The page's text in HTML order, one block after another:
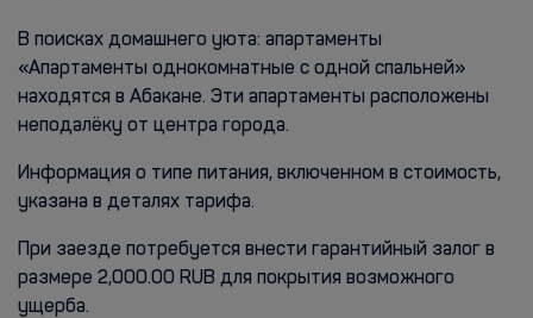
В поисках домашнего уюта: апартаменты
«Апартаменты однокомнатные с одной спальней»
находятся в Абакане. Эти апартаменты расположены
неподалёку от центра города.
Информация о типе питания, включенном в стоимость,
указана в деталях тарифа.
При заезде потребуется внести гарантийный залог в
размере 2,000.00 RUB для покрытия возможного
ущерба.